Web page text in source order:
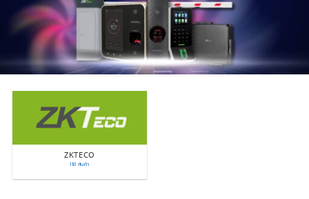
ZKTECO
118 สินค้า